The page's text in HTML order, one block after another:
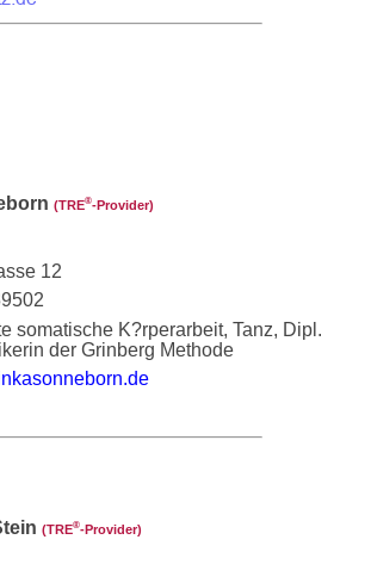
(TRE®‑Provider)
12
somatische K?rperarbeit, Tanz, Dipl.
der Grinberg Methode
(TRE®‑Provider)